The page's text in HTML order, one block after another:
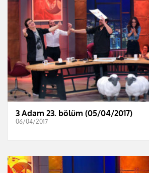
3 Adam 23. bölüm (05/04/2017)
06/04/2017